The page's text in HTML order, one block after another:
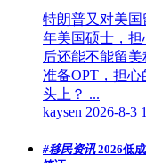
特朗普又对美国
年美国硕士，
后还能不能留
准备OPT，担
头上？ ...
kaysen 2026-8-3
#移民资讯2026低